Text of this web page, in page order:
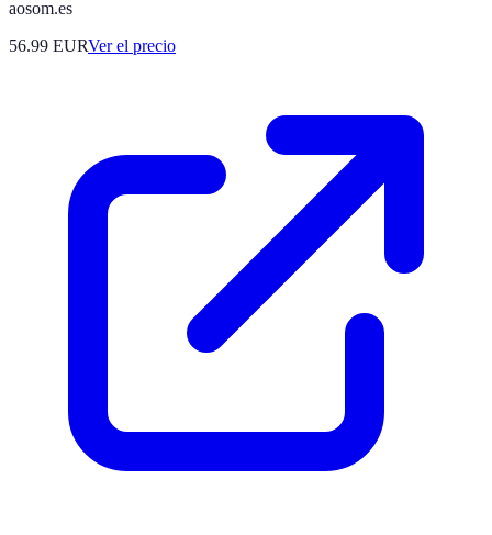
aosom.es
56.99 EURVer el precio